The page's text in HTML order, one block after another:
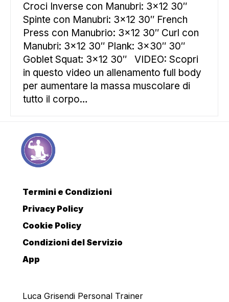
Croci Inverse con Manubri: 3×12 30″
Spinte con Manubri: 3×12 30″ French
Press con Manubrio: 3×12 30″ Curl con
Manubri: 3×12 30″ Plank: 3×30″ 30″
Goblet Squat: 3×12 30″ VIDEO: Scopri
in questo video un allenamento full body
per aumentare la massa muscolare di
tutto il corpo…
Termini e Condizioni
Privacy Policy
Cookie Policy
Condizioni del Servizio
App
Luca Grisendi Personal Trainer